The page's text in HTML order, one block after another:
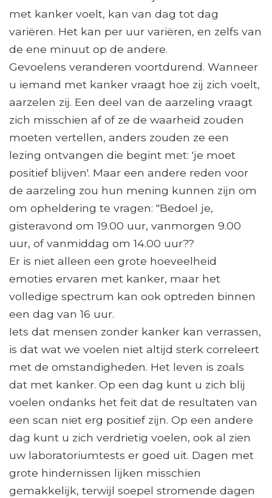
met kanker voelt, kan van dag tot dag
variëren. Het kan per uur variëren, en zelfs van
de ene minuut op de andere.
Gevoelens veranderen voortdurend. Wanneer
u iemand met kanker vraagt ​​hoe zij zich voelt,
aarzelen zij. Een deel van de aarzeling vraagt ​​
zich misschien af ​​of ze de waarheid zouden
moeten vertellen, anders zouden ze een
lezing ontvangen die begint met: 'je moet
positief blijven'. Maar een andere reden voor
de aarzeling zou hun mening kunnen zijn om
om opheldering te vragen: "Bedoel je,
gisteravond om 19.00 uur, vanmorgen 9.00
uur, of vanmiddag om 14.00 uur??
Er is niet alleen een grote hoeveelheid
emoties ervaren met kanker, maar het
volledige spectrum kan ook optreden binnen
een dag van 16 uur.
Iets dat mensen zonder kanker kan verrassen,
is dat wat we voelen niet altijd sterk correleert
met de omstandigheden. Het leven is zoals
dat met kanker. Op een dag kunt u zich blij
voelen ondanks het feit dat de resultaten van
een scan niet erg positief zijn. Op een andere
dag kunt u zich verdrietig voelen, ook al zien
uw laboratoriumtests er goed uit. Dagen met
grote hindernissen lijken misschien
gemakkelijk, terwijl soepel stromende dagen